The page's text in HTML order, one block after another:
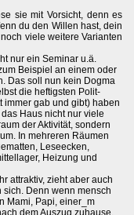
sie mit Vorsicht, denn es
du den Willen hast, dein
viele weitere Varianten
nur ein Seminar u.ä.
Beispiel an einem oder
Das soll nun kein Dogma
die heftigsten Polit-
immer gab und gibt) haben
Haus nicht nur viele
der Aktivität, sondern
In mehreren Räumen
Leseecken,
Heizung und
attraktiv, zieht aber auch
Denn wenn mensch
Mami, Papi, einer_m